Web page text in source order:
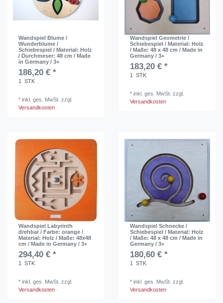
Wandspiel Blume /
Wunderblume /
Schiebespiel / Material: Holz
/ Durchmeser: 48 cm / Made
in Germany / 3+
186,20 € *
1 STK
*inkl. ges. MwSt. zzgl.
Versandkosten
Wandspiel Geometrie /
Schiebespiel / Material: Holz
/ Maße: 48 x 48 cm / Made in
Germany / 3+
183,20 € *
1 STK
*inkl. ges. MwSt. zzgl.
Versandkosten
Wandspiel Labyrinth
drehbar / Farbe: orange /
Material: Holz / Maße: 48x48
cm / Made in Germany / 3+
294,40 € *
1 STK
*inkl. ges. MwSt. zzgl.
Versandkosten
Wandspiel Schnecke /
Schiebespiel / Material: Holz
/ Maße: 48 x 48 cm / Made in
Germany / 3+
180,60 € *
1 STK
*inkl. ges. MwSt. zzgl.
Versandkosten